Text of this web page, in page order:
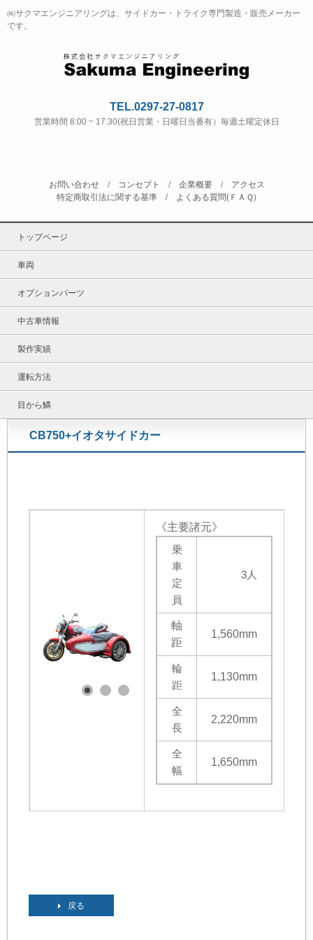
㈱サクマエンジニアリングは、サイドカー・トライク専門製造・販売メーカー
です。
TEL.0297-27-0817
営業時間 8:00 ~ 17:30(祝日営業・日曜日当番有）毎週土曜定休日
お問い合わせ/ コンセプト / 企業概要/
アクセス
特定商取引法に関する基準 / よくある質問(ＦＡＱ)
トップページ
車両
オプションパーツ
中古車情報
製作実績
運転方法
目から鱗
CB750+イオタサイドカー
《主要諸元》
乗
車
定
員
3人
軸
距
1,560mm
輪
距
1,130mm
全
長
2,220mm
全
幅
1,650mm
戻る